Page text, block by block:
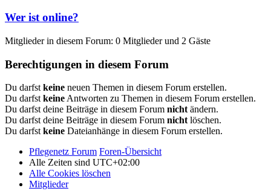
Wer ist online?
Mitglieder in diesem Forum: 0 Mitglieder und 2 Gäste
Berechtigungen in diesem Forum
Du darfst keine neuen Themen in diesem Forum erstellen.
Du darfst keine Antworten zu Themen in diesem Forum erstellen.
Du darfst deine Beiträge in diesem Forum nicht ändern.
Du darfst deine Beiträge in diesem Forum nicht löschen.
Du darfst keine Dateianhänge in diesem Forum erstellen.
Pflegenetz Forum Foren-Übersicht
Alle Zeiten sind UTC+02:00
Alle Cookies löschen
Mitglieder